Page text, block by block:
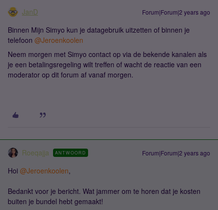
JanD Forum|Forum|2 years ago
Binnen Mijn Simyo kun je datagebruik uitzetten of binnen je
telefoon @Jeroenkoolen
Neem morgen met Simyo contact op via de bekende kanalen als
je een betalingsregeling wilt treffen of wacht de reactie van een
moderator op dit forum af vanaf morgen.
Roeqajja ANTWOORD Forum|Forum|2 years ago
Hoi @Jeroenkoolen,
Bedankt voor je bericht. Wat jammer om te horen dat je kosten
buiten je bundel hebt gemaakt!